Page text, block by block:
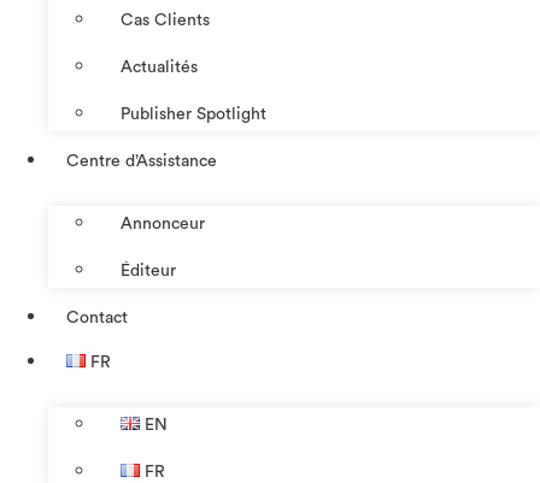
Cas Clients
Actualités
Publisher Spotlight
Centre d’Assistance
Annonceur
Éditeur
Contact
FR
EN
FR